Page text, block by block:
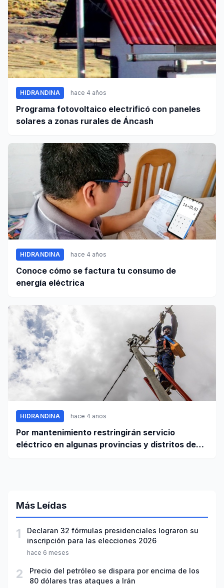
HIDRANDINA hace 4 años
Programa fotovoltaico electrificó con paneles
solares a zonas rurales de Áncash
HIDRANDINA hace 4 años
Conoce cómo se factura tu consumo de
energía eléctrica
HIDRANDINA hace 4 años
Por mantenimiento restringirán servicio
eléctrico en algunas provincias y distritos de
Más Leídas
1
Declaran 32 fórmulas presidenciales lograron su
inscripción para las elecciones 2026
hace 6 meses
2
Precio del petróleo se dispara por encima de los
80 dólares tras ataques a Irán